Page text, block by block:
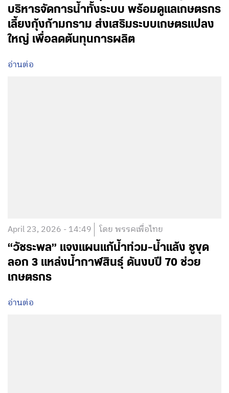
บริหารจัดการน้ำทั้งระบบ พร้อมดูแลเกษตรกร
เลี้ยงกุ้งก้ามกราม ส่งเสริมระบบเกษตรแปลง
ใหญ่ เพื่อลดต้นทุนการผลิต
อ่านต่อ
April 23, 2026 - 14:49 โดย พรรคเพื่อไทย
“วัชระพล” แจงแผนแก้น้ำท่วม-น้ำแล้ง ชูขุด
ลอก 3 แหล่งน้ำกาฬสินธุ์ ดันงบปี 70 ช่วย
เกษตรกร
อ่านต่อ